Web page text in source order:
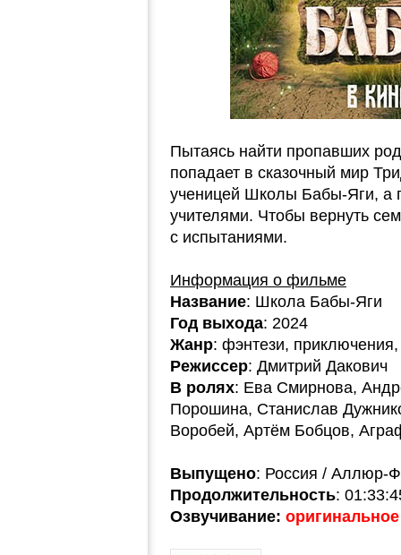
Пытаясь найти пропавших
попадает в сказочный мир
ученицей Школы Бабы-Яги, а
учителями. Чтобы вернуть
с испытаниями.
Информация о фильме
Название: Школа Бабы-Яги
Год выхода: 2024
Жанр: фэнтези,
Режиссер: Дмитрий Дакович
В ролях: Ева Смирнова,
Порошина, Станислав
Воробей, Артём Бобцов,
Выпущено: Россия / Аллюр-
Продолжительность:
Озвучивание: